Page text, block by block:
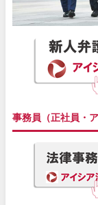
事務員（正社員・